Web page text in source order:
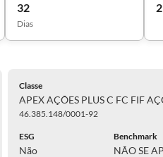
32
Dias
2
Classe
APEX AÇÕES PLUS C FC FIF
46.385.148/0001-92
ESG
Não
Benchmark
NÃO SE